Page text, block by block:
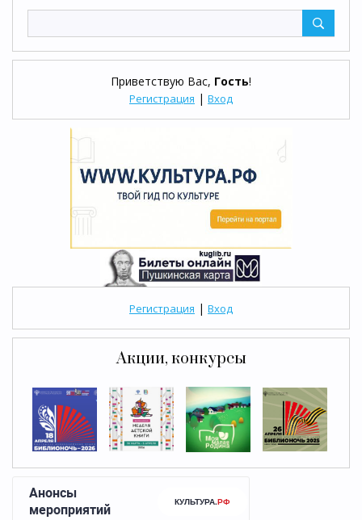
Приветствую Вас, Гость!
Регистрация | Вход
Регистрация | Вход
Акции, конкурсы